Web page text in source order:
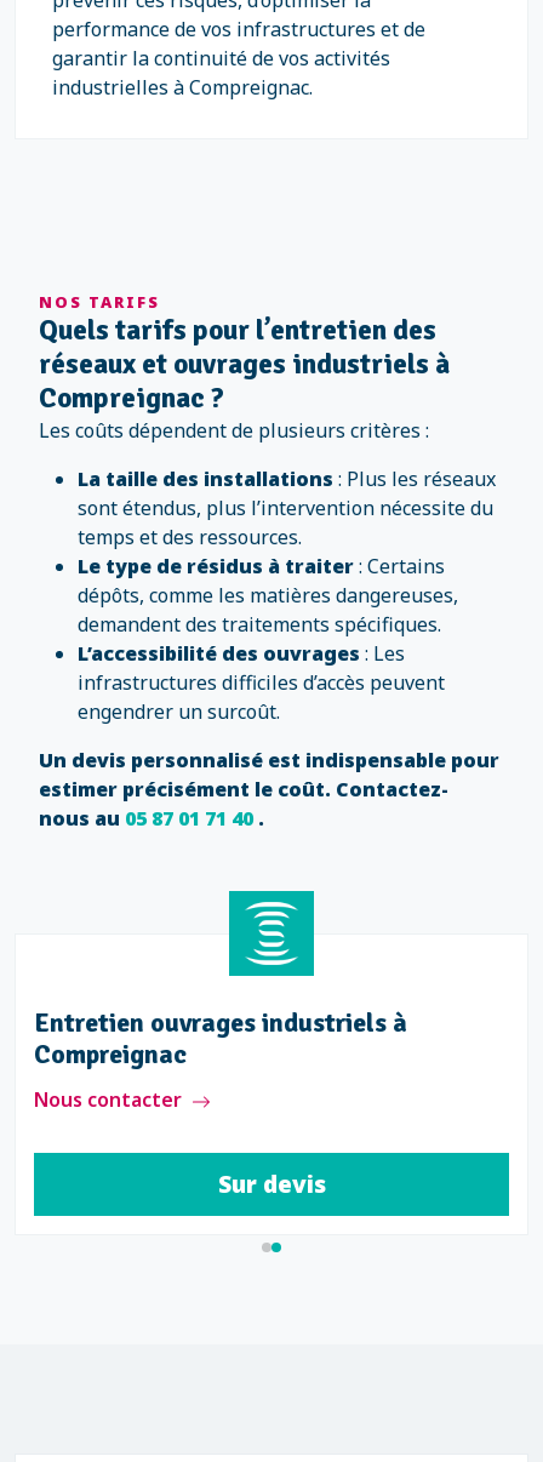
performance de vos infrastructures et de
garantir la continuité de vos activités
industrielles à Compreignac.
NOS TARIFS
Quels tarifs pour l’entretien des
réseaux et ouvrages industriels à
Compreignac ?
Les coûts dépendent de plusieurs critères :
La taille des installations : Plus les réseaux
sont étendus, plus l’intervention nécessite du
temps et des ressources.
Le type de résidus à traiter: Certains
dépôts, comme les matières dangereuses,
demandent des traitements spécifiques.
L’accessibilité des ouvrages : Les
infrastructures difficiles d’accès peuvent
engendrer un surcoût.
Un devis personnalisé est indispensable pour
estimer précisément le coût. Contactez-
nous au 05 87 01 71 40.
réseaux industriels à
contacter
Sur devis